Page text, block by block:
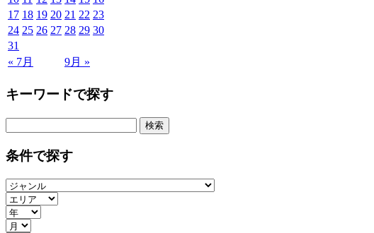
« 7月 9月 »
17 18 19 20 21 22 23
24 25 26 27 28 29 30
31
キーワードで探す
条件で探す